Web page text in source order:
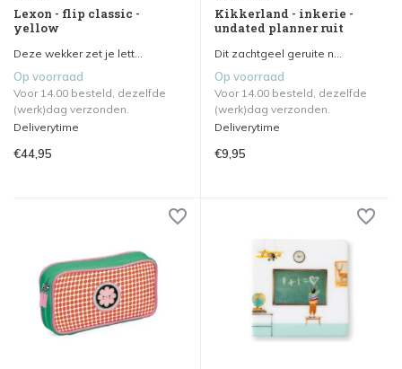
Lexon - flip classic -
yellow
Deze wekker zet je lett...
Op voorraad
Voor 14.00 besteld, dezelfde
(werk)dag verzonden.
Deliverytime
€44,95
Kikkerland - inkerie -
undated planner ruit
Dit zachtgeel geruite n...
Op voorraad
Voor 14.00 besteld, dezelfde
(werk)dag verzonden.
Deliverytime
€9,95